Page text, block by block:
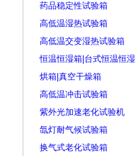
药品稳定性试验箱
高低温湿热试验箱
高低温交变湿热试验箱
恒温恒湿箱|台式恒温恒湿
烘箱|真空干燥箱
高低温冲击试验箱
紫外光加速老化试验机
氙灯耐气候试验箱
换气式老化试验箱